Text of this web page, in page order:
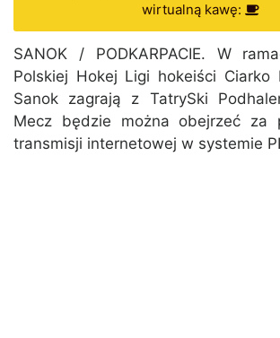
wirtualną kawę:
SANOK / PODKARPACIE. W
Polskiej Hokej Ligi hokeiści Ciarko
Sanok zagrają z TatrySki
Mecz będzie można obejrzeć za
transmisji internetowej w systemie